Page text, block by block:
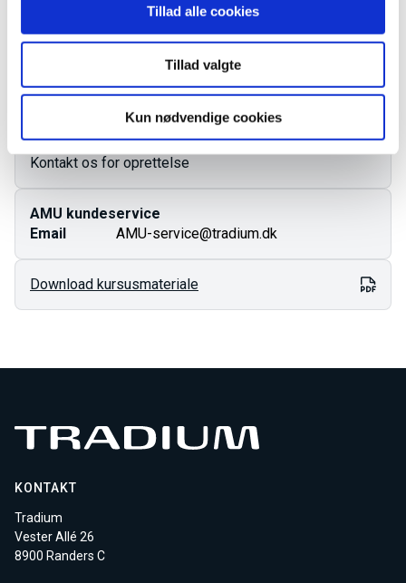
Tillad alle cookies
Tillad valgte
Kun nødvendige cookies
Ingen aktive hold
Kontakt os for oprettelse
AMU kundeservice
Email
AMU-service@tradium.dk
Download kursusmateriale
KONTAKT
Tradium
Vester Allé 26
8900 Randers C